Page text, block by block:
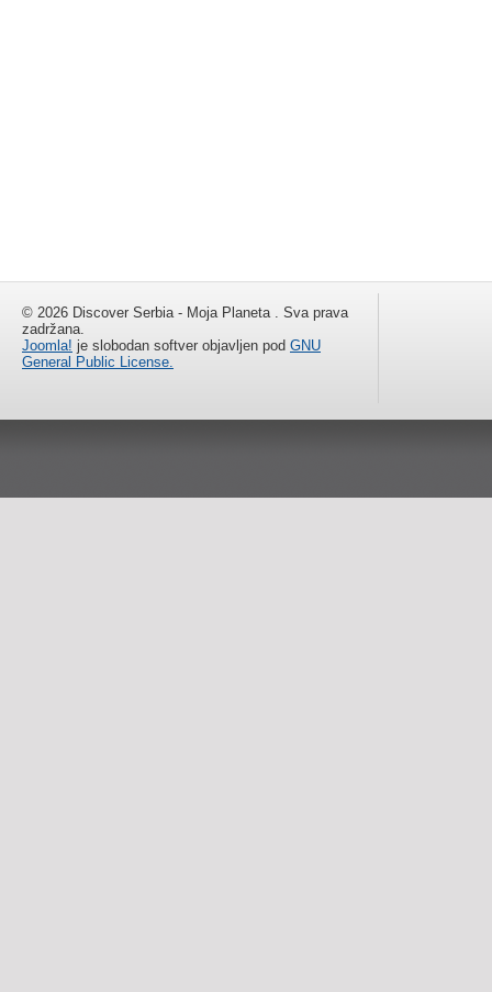
© 2026 Discover Serbia - Moja Planeta . Sva prava
zadržana.
Joomla! je slobodan softver objavljen pod GNU
General Public License.